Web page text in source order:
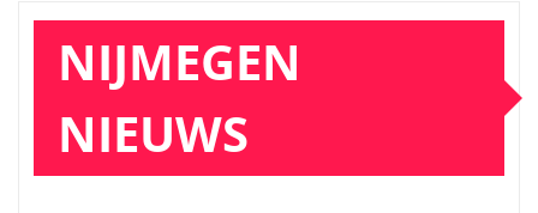
NIJMEGEN
NIEUWS